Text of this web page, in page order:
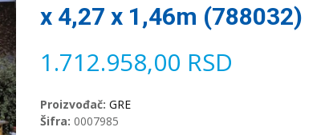
x 4,27 x 1,46m (788032)
1.712.958,00 RSD
Proizvođač: GRE
Šifra: 0007985